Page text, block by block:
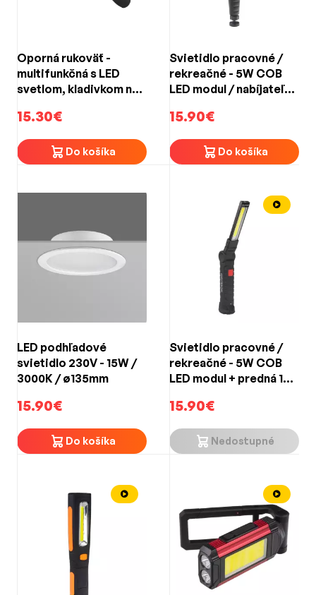
Oporná rukoväť -
multifunkčná s LED
svetlom, kladivkom na
15.30€
Do košíka
Svietidlo pracovné /
rekreačné - 5W COB
LED modul / nabíjateľné
15.90€
Do košíka
LED podhľadové
svietidlo 230V - 15W /
3000K / ø135mm
15.90€
Do košíka
Svietidlo pracovné /
rekreačné - 5W COB
LED modul + predná 1W
3,7 V 1800mAh
15.90€
Nedostupné